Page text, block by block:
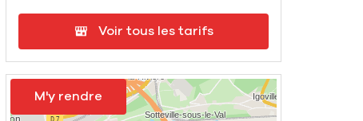
Voir tous les tarifs
M'y rendre